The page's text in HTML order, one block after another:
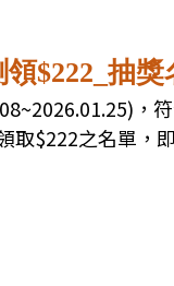
$222_抽獎
，
取$222之名單，